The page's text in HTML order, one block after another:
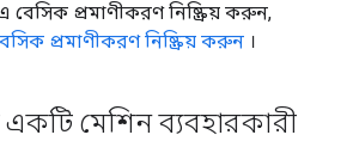
প্রমাণীকরণ নিষ্ক্রিয় করুন,
প্রমাণীকরণ নিষ্ক্রিয় করুন ।
মেশিন ব্যবহারকারী